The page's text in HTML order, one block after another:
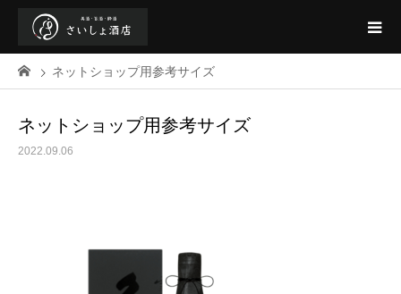
ネットショップ用参考サイズ
ネットショップ用参考サイズ
2022.09.06